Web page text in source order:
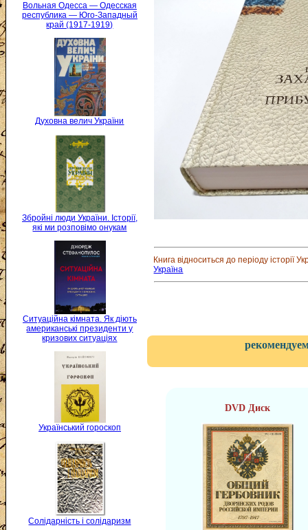
Вольная Одесса — Одесская
республика — Юго-Западный
край (1917-1919)
Духовна велич України
Збройні люди України. Історії,
які ми розповімо онукам
Ситуаційна кімната. Як діють
американські президенти у
кризових ситуаціях
Український гороскоп
Солідарність і солідаризм
Книга відноситься до періоду історії
Україна
DVD Диск